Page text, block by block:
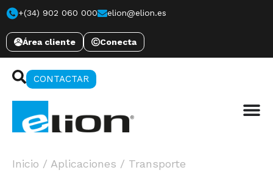
+(34) 902 060 000 elion@elion.es
Área cliente Conecta
CONTACTAR
Inicio / Aplicaciones / Transporte